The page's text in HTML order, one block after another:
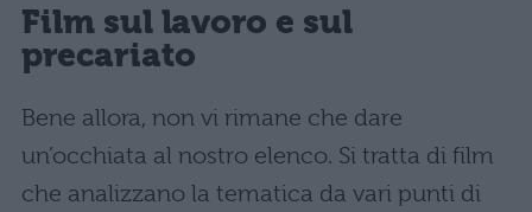
Film sul lavoro e sul
precariato
Bene allora, non vi rimane che dare
un’occhiata al nostro elenco. Si tratta di film
che analizzano la tematica da vari punti di